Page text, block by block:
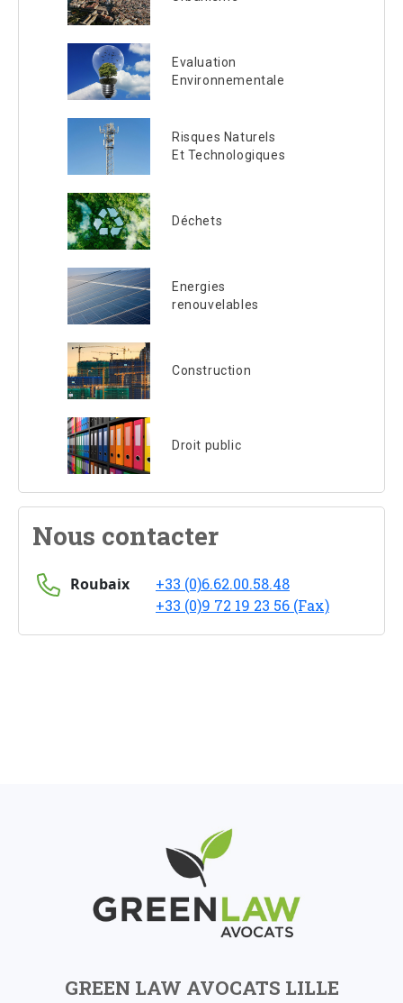
Evaluation
Environnementale
Risques Naturels
Et Technologiques
Déchets
Energies
renouvelables
Construction
Droit public
Nous contacter
Roubaix
+33 (0)6.62.00.58.48
+33 (0)9 72 19 23 56 (Fax)
GREEN LAW AVOCATS LILLE